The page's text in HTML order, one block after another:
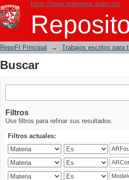
https://www.ingenieria.unam.mx
Buscar
RepoFI Principal → Trabajos escritos para
Buscar
Filtros
Use filtros para refinar sus resultados.
Filtros actuales: